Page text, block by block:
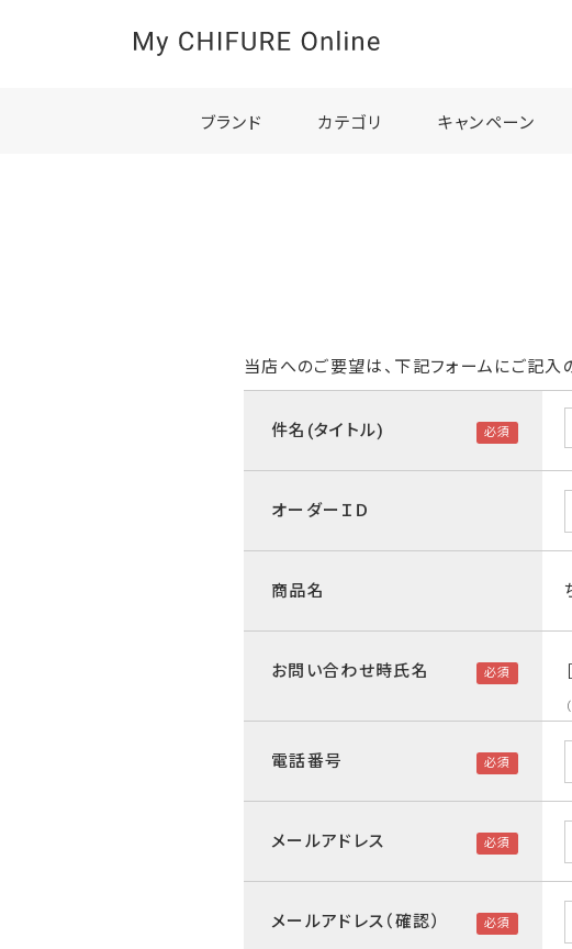
ブランド カテゴリ キャンペーン
当店へのご要望は、下記フォームにご記入
件名(タイトル)
オーダーＩＤ
商品名
お問い合わせ時氏名
電話番号
メールアドレス
メールアドレス（確認）